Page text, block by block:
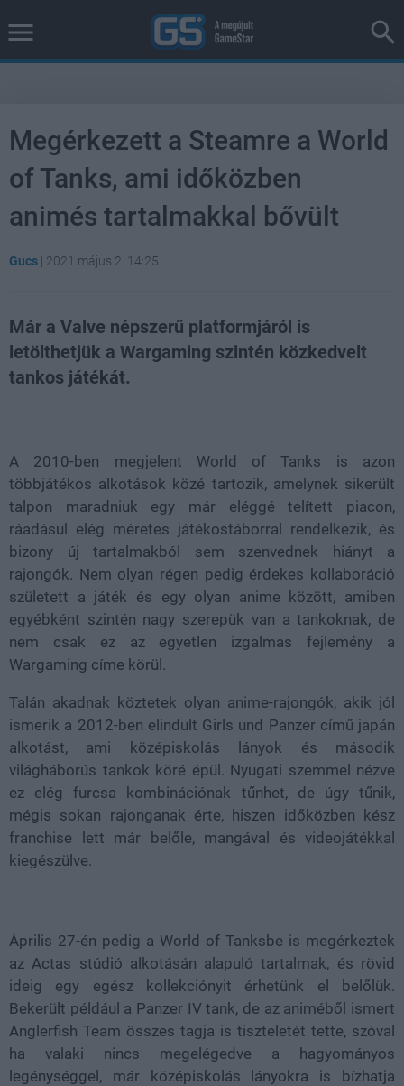
Megérkezett a Steamre a World
of Tanks, ami időközben
animés tartalmakkal bővült
Gucs | 2021 május 2. 14:25
Már a Valve népszerű platformjáról is
letölthetjük a Wargaming szintén közkedvelt
tankos játékát.
A 2010-ben megjelent World of Tanks is azon
többjátékos alkotások közé tartozik, amelynek sikerült
talpon maradniuk egy már eléggé telített piacon,
ráadásul elég méretes játékostáborral rendelkezik, és
bizony új tartalmakból sem szenvednek hiányt a
rajongók. Nem olyan régen pedig érdekes kollaboráció
született a játék és egy olyan anime között, amiben
egyébként szintén nagy szerepük van a tankoknak, de
nem csak ez az egyetlen izgalmas fejlemény a
Wargaming címe körül.
Talán akadnak köztetek olyan anime-rajongók, akik jól
ismerik a 2012-ben elindult Girls und Panzer című japán
alkotást, ami középiskolás lányok és második
világháborús tankok köré épül. Nyugati szemmel nézve
ez elég furcsa kombinációnak tűnhet, de úgy tűnik,
mégis sokan rajonganak érte, hiszen időközben kész
franchise lett már belőle, mangával és videojátékkal
kiegészülve.
Április 27-én pedig a World of Tanksbe is megérkeztek
az Actas stúdió alkotásán alapuló tartalmak, és rövid
ideig egy egész kollekciónyit érhetünk el belőlük.
Bekerült például a Panzer IV tank, de az animéből ismert
Anglerfish Team összes tagja is tiszteletét tette, szóval
ha valaki nincs megelégedve a hagyományos
legénységgel, már középiskolás lányokra is bízhatja